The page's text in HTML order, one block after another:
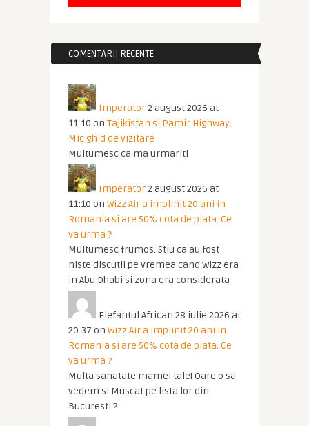
COMENTARII RECENTE
Imperator2 august 2026 at
11:10 on Tajikistan si Pamir Highway.
Mic ghid de vizitare
Multumesc ca ma urmariti
Imperator2 august 2026 at
11:10 on Wizz Air a implinit 20 ani in
Romania si are 50% cota de piata. Ce
va urma ?
Multumesc frumos. Stiu ca au fost
niste discutii pe vremea cand Wizz era
in Abu Dhabi si zona era considerata
Elefantul African 28 iulie 2026 at
20:37 on Wizz Air a implinit 20 ani in
Romania si are 50% cota de piata. Ce
va urma ?
Multa sanatate mamei tale! Oare o sa
vedem si Muscat pe lista lor din
Bucuresti ?